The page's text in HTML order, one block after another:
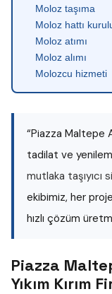
Moloz taşıma
Moloz hattı
Moloz atımı
Moloz alımı
Molozcu hizmeti
“Piazza Maltepe
tadilat ve
mutlaka
ekibimiz, her
hızlı çözüm
Piazza
Yıkım Kırım